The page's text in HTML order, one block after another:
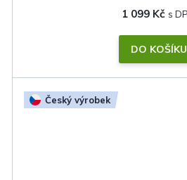
1 099 Kč
DO KOŠÍKU
Český výrobek